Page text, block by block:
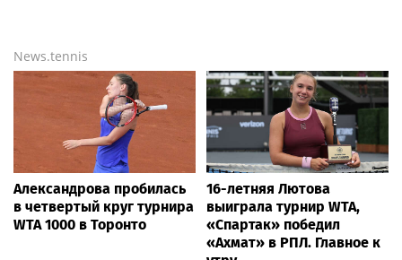
News.tennis
Александрова пробилась
в четвертый круг турнира
WTA 1000 в Торонто
16-летняя Лютова
выиграла турнир WTA,
«Спартак» победил
«Ахмат» в РПЛ. Главное к